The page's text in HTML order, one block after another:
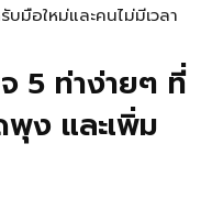
มือใหม่และคนไม่มีเวลา
5 ท่าง่ายๆ ที่
ง และเพิ่ม